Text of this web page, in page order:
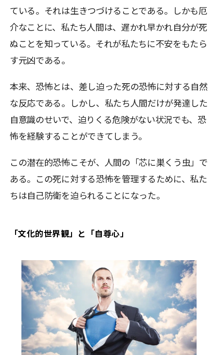
ている。それは生きつづけることである。しかも厄
介なことに、私たち人間は、遅かれ早かれ自分が死
ぬことを知っている。それが私たちに不安をもたら
す元凶である。
本来、恐怖とは、差し迫った死の恐怖に対する自然
な反応である。しかし、私たち人間だけが発達した
自意識のせいで、迫りくる危険がない状況でも、恐
怖を経験することができてしまう。
この潜在的恐怖こそが、人間の「芯に巣くう虫」で
ある。この死に対する恐怖を管理するために、私た
ちは自己防衛を迫られることになった。
「文化的世界観」と「自尊心」